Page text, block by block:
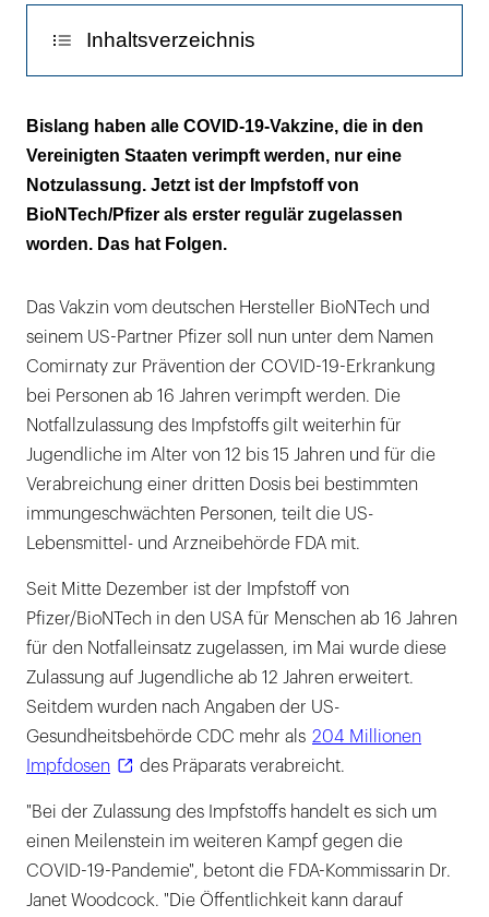
Inhaltsverzeichnis
Führt die Zulassung zu mehr Impfpflicht?
Bislang haben alle COVID-19-Vakzine, die in den
Vereinigten Staaten verimpft werden, nur eine
Notzulassung. Jetzt ist der Impfstoff von
BioNTech/Pfizer als erster regulär zugelassen
worden. Das hat Folgen.
Das Vakzin vom deutschen Hersteller BioNTech und
seinem US-Partner Pfizer soll nun unter dem Namen
Comirnaty zur Prävention der COVID-19-Erkrankung
bei Personen ab 16 Jahren verimpft werden. Die
Notfallzulassung des Impfstoffs gilt weiterhin für
Jugendliche im Alter von 12 bis 15 Jahren und für die
Verabreichung einer dritten Dosis bei bestimmten
immungeschwächten Personen, teilt die US-
Lebensmittel- und Arzneibehörde FDA mit.
Seit Mitte Dezember ist der Impfstoff von
Pfizer/BioNTech in den USA für Menschen ab 16 Jahren
für den Notfalleinsatz zugelassen, im Mai wurde diese
Zulassung auf Jugendliche ab 12 Jahren erweitert.
Seitdem wurden nach Angaben der US-
Gesundheitsbehörde CDC mehr als 204 Millionen
Impfdosen
des Präparats verabreicht.
"Bei der Zulassung des Impfstoffs handelt es sich um
einen Meilenstein im weiteren Kampf gegen die
COVID-19-Pandemie", betont die FDA-Kommissarin Dr.
Janet Woodcock. "Die Öffentlichkeit kann darauf